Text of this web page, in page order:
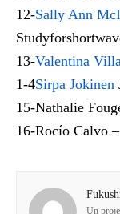
12-Sally Ann
13-Valentina
1-4Sirpa Jokinen
15-Nathalie
16-Rocío Calvo
Un